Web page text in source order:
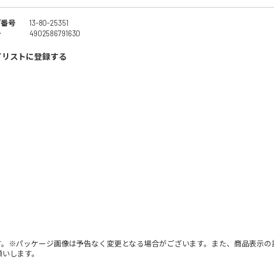
号
13-80-25351
4902586791630
リストに登録する
※パッケージ画像は予告なく変更となる場合がございます。また、商品表示
します。